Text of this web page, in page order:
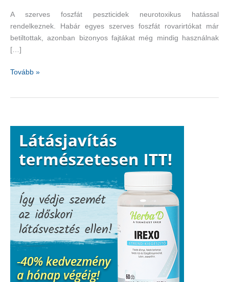
A szerves foszfát peszticidek neurotoxikus hatással
rendelkeznek. Habár egyes szerves foszfát rovarirtókat már
betiltottak, azonban bizonyos fajtákat még mindig használnak
[…]
A
Tovább »